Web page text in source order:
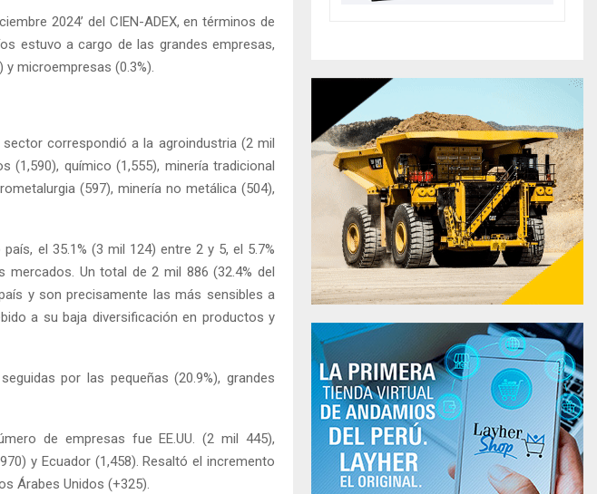
2024’ del CIEN-ADEX, en términos de
estuvo a cargo de las grandes empresas,
y microempresas (0.3%).
correspondió a la agroindustria (2 mil
(1,590), químico (1,555), minería tradicional
(597), minería no metálica (504),
el 35.1% (3 mil 124) entre 2 y 5, el 5.7%
Un total de 2 mil 886 (32.4% del
y son precisamente las más sensibles a
a su baja diversificación en productos y
por las pequeñas (20.9%), grandes
de empresas fue EE.UU. (2 mil 445),
y Ecuador (1,458). Resaltó el incremento
Árabes Unidos (+325).